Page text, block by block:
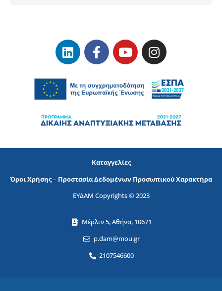
Καταγγελίες
Όροι Χρήσης– Προστασία Δεδομένων Προσωπικού Χαρακτήρα
ΕΥΔΑΜ Copyrights © 2023
Μέρλιν 5, Αθήνα, 10671
p.dam@mou.gr
2107546600